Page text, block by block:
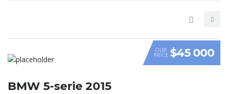
VIDEO
OUR
PRICE $45 000
BMW 5-serie 2015